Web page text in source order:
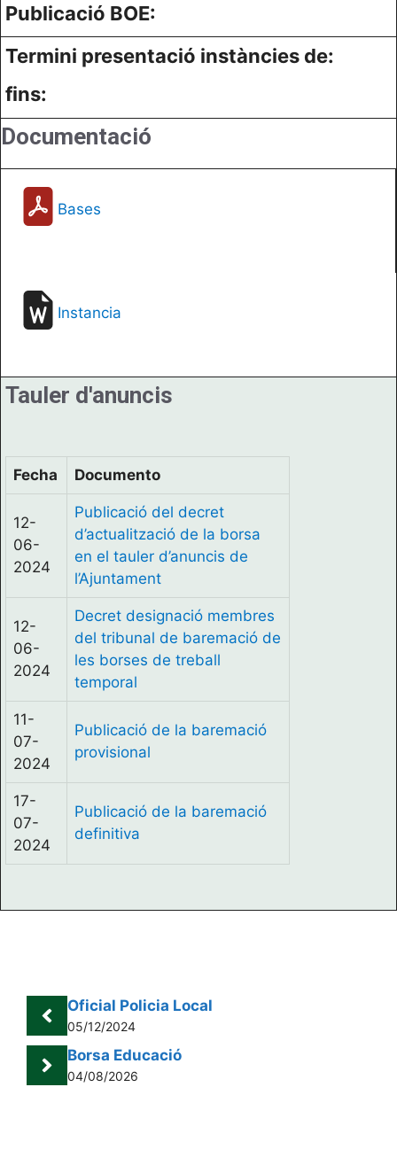
Publicació BOE:
Termini presentació instàncies de:
fins:
Documentació
Bases
Instancia
Tauler d'anuncis
Fecha Documento
12-
06-
2024
Publicació del decret
d’actualització de la borsa
en el tauler d’anuncis de
l’Ajuntament
12-
06-
2024
Decret designació membres
del tribunal de baremació de
les borses de treball
temporal
11-
07-
2024
Publicació de la baremació
provisional
17-
07-
2024
Publicació de la baremació
definitiva
Oficial Policia Local
05/12/2024
Borsa Educació
04/08/2026